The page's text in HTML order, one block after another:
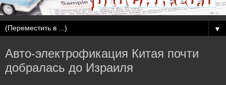
▼
Авто-электрофикация Китая почти
добралась до Израиля